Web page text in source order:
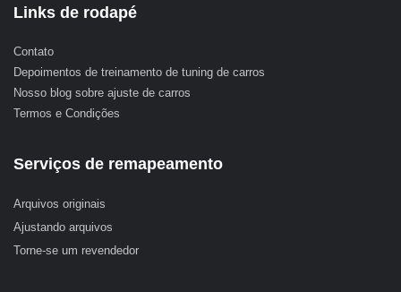
Links de rodapé
Contato
Depoimentos de treinamento de tuning de carros
Nosso blog sobre ajuste de carros
Termos e Condições
Serviços de remapeamento
Arquivos originais
Ajustando arquivos
Torne-se um revendedor